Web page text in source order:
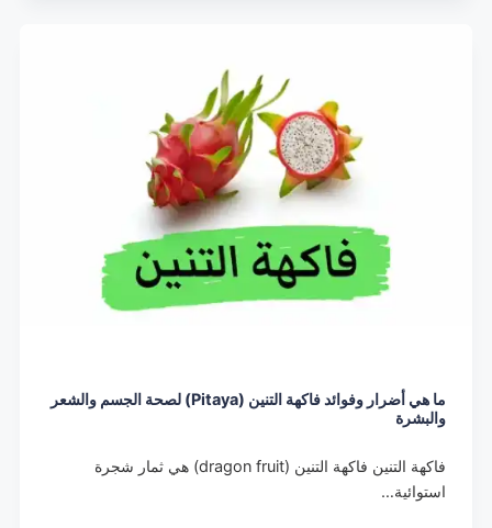
ما هي أضرار وفوائد فاكهة التنين (Pitaya) لصحة الجسم والشعر
والبشرة
فاكهة التنين فاكهة التنين (dragon fruit) هي ثمار شجرة
استوائية…